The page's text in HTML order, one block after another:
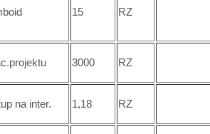
15 RZ
3000 RZ
na inter. 1,18 RZ